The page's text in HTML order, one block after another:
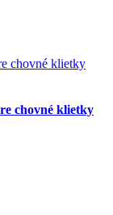
chovné klietky